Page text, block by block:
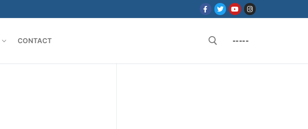
CONTACT -----